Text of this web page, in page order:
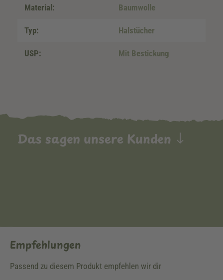
Material: Baumwolle
Typ: Halstücher
USP: Mit Bestickung
Das sagen unsere Kunden
Empfehlungen
Passend zu diesem Produkt empfehlen wir dir